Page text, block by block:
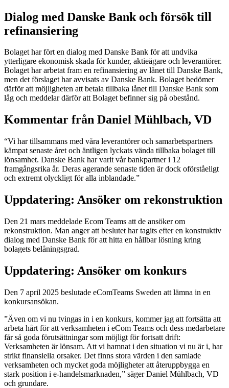
Dialog med Danske Bank och försök till
refinansiering
Bolaget har fört en dialog med Danske Bank för att undvika
ytterligare ekonomisk skada för kunder, aktieägare och leverantörer.
Bolaget har arbetat fram en refinansiering av lånet till Danske Bank,
men det förslaget har avvisats av Danske Bank. Bolaget bedömer
därför att möjligheten att betala tillbaka lånet till Danske Bank som
låg och meddelar därför att Bolaget befinner sig på obestånd.
Kommentar från Daniel Mühlbach, VD
“Vi har tillsammans med våra leverantörer och samarbetspartners
kämpat senaste året och äntligen lyckats vända tillbaka bolaget till
lönsamhet. Danske Bank har varit vår bankpartner i 12
framgångsrika år. Deras agerande senaste tiden är dock oförståeligt
och extremt olyckligt för alla inblandade.”
Uppdatering: Ansöker om rekonstruktion
Den 21 mars meddelade Ecom Teams att de ansöker om
rekonstruktion. Man anger att beslutet har tagits efter en konstruktiv
dialog med Danske Bank för att hitta en hållbar lösning kring
bolagets belåningsgrad.
Uppdatering: Ansöker om konkurs
Den 7 april 2025 beslutade eComTeams Sweden att lämna in en
konkursansökan.
”Även om vi nu tvingas in i en konkurs, kommer jag att fortsätta att
arbeta hårt för att verksamheten i eCom Teams och dess medarbetare
får så goda förutsättningar som möjligt för fortsatt drift:
Verksamheten är lönsam. Att vi hamnat i den situation vi nu är i, har
strikt finansiella orsaker. Det finns stora värden i den samlade
verksamheten och mycket goda möjligheter att återuppbygga en
stark position i e-handelsmarknaden,” säger Daniel Mühlbach, VD
och grundare.